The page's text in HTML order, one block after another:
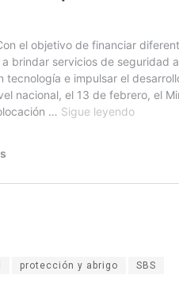
protección y abrigo SBS